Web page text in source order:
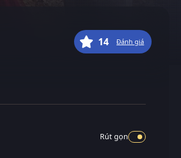
14 Đánh giá
Rút gọn